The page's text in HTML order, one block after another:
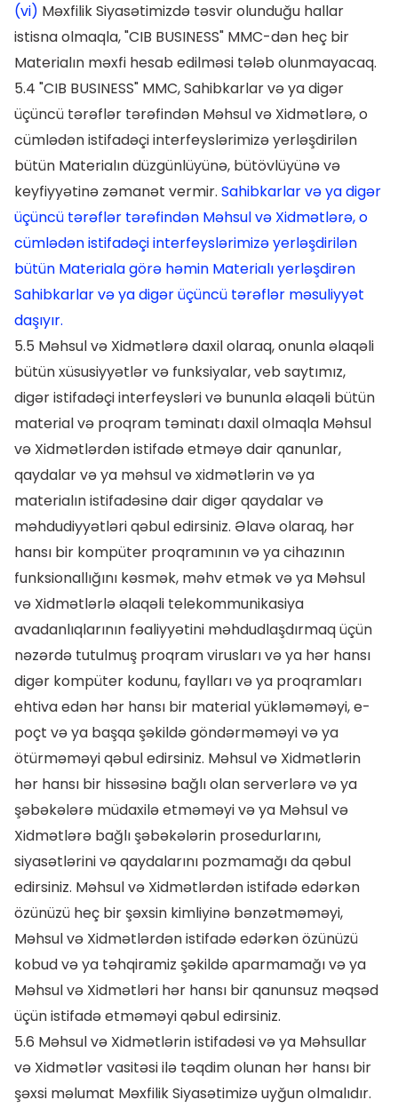
(vi) Məxfilik Siyasətimizdə təsvir olunduğu hallar
istisna olmaqla, "CIB BUSINESS" MMC-dən heç bir
Materialın məxfi hesab edilməsi tələb olunmayacaq.
5.4 "CIB BUSINESS" MMC, Sahibkarlar və ya digər
üçüncü tərəflər tərəfindən Məhsul və Xidmətlərə, o
cümlədən istifadəçi interfeyslərimizə yerləşdirilən
bütün Materialın düzgünlüyünə, bütövlüyünə və
keyfiyyətinə zəmanət vermir. Sahibkarlar və ya digər
üçüncü tərəflər tərəfindən Məhsul və Xidmətlərə, o
cümlədən istifadəçi interfeyslərimizə yerləşdirilən
bütün Materiala görə həmin Materialı yerləşdirən
Sahibkarlar və ya digər üçüncü tərəflər məsuliyyət
daşıyır.
5.5 Məhsul və Xidmətlərə daxil olaraq, onunla əlaqəli
bütün xüsusiyyətlər və funksiyalar, veb saytımız,
digər istifadəçi interfeysləri və bununla əlaqəli bütün
material və proqram təminatı daxil olmaqla Məhsul
və Xidmətlərdən istifadə etməyə dair qanunlar,
qaydalar və ya məhsul və xidmətlərin və ya
materialın istifadəsinə dair digər qaydalar və
məhdudiyyətləri qəbul edirsiniz. Əlavə olaraq, hər
hansı bir kompüter proqramının və ya cihazının
funksionallığını kəsmək, məhv etmək və ya Məhsul
və Xidmətlərlə əlaqəli telekommunikasiya
avadanlıqlarının fəaliyyətini məhdudlaşdırmaq üçün
nəzərdə tutulmuş proqram virusları və ya hər hansı
digər kompüter kodunu, faylları və ya proqramları
ehtiva edən hər hansı bir material yükləməməyi, e-
poçt və ya başqa şəkildə göndərməməyi və ya
ötürməməyi qəbul edirsiniz. Məhsul və Xidmətlərin
hər hansı bir hissəsinə bağlı olan serverlərə və ya
şəbəkələrə müdaxilə etməməyi və ya Məhsul və
Xidmətlərə bağlı şəbəkələrin prosedurlarını,
siyasətlərini və qaydalarını pozmamağı da qəbul
edirsiniz. Məhsul və Xidmətlərdən istifadə edərkən
özünüzü heç bir şəxsin kimliyinə bənzətməməyi,
Məhsul və Xidmətlərdən istifadə edərkən özünüzü
kobud və ya təhqiramiz şəkildə aparmamağı və ya
Məhsul və Xidmətləri hər hansı bir qanunsuz məqsəd
üçün istifadə etməməyi qəbul edirsiniz.
5.6 Məhsul və Xidmətlərin istifadəsi və ya Məhsullar
və Xidmətlər vasitəsi ilə təqdim olunan hər hansı bir
şəxsi məlumat Məxfilik Siyasətimizə uyğun olmalıdır.